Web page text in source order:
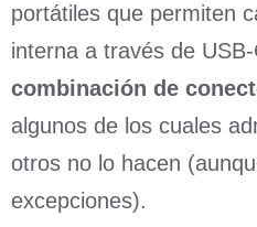
portátiles que permiten
interna a través de
combinación de
algunos de los cuales
otros no lo hacen
excepciones).